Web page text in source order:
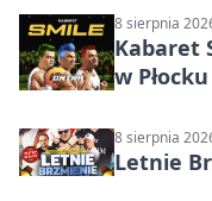
8 sierpnia
Kabaret
w Płocku
8 sierpnia
Letnie